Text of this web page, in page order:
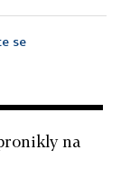
se
na